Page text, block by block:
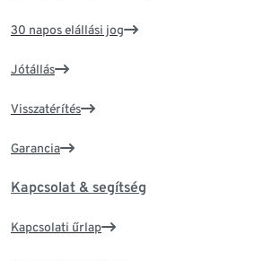
30 napos elállási jog
Jótállás
Visszatérítés
Garancia
Kapcsolat & segítség
Kapcsolati űrlap